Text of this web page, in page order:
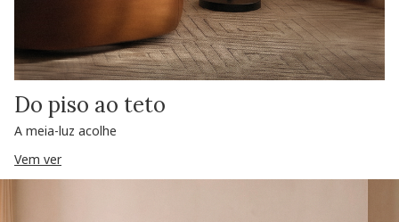
Do piso ao teto
A meia-luz acolhe
Vem ver